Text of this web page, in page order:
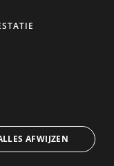
via WhatsApp
AFWIJZEN